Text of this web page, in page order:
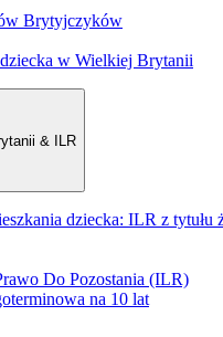
Brytyjczyków
w Wielkiej Brytanii
& ILR
dziecka: ILR z tytułu
Do Pozostania (ILR)
na 10 lat